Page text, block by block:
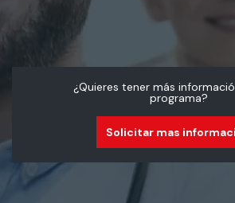
¿Quieres tener más
programa?
Solicitar mas